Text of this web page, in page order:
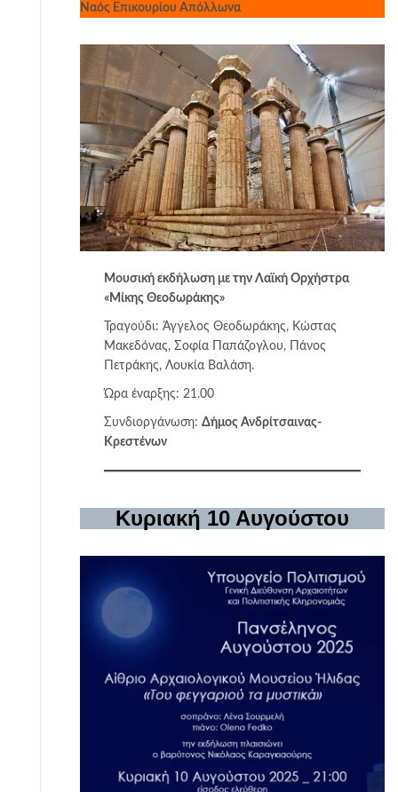
Ναός Επικουρίου Απόλλωνα
Μουσική εκδήλωση με την Λαϊκή Ορχήστρα
«Μίκης Θεοδωράκης»
Τραγούδι: Άγγελος Θεοδωράκης, Κώστας
Μακεδόνας, Σοφία Παπάζογλου, Πάνος
Πετράκης, Λουκία Βαλάση.
Ώρα έναρξης: 21.00
Συνδιοργάνωση:Δήμος Ανδρίτσαινας-
Κρεστένων
Κυριακή 10 Αυγούστου